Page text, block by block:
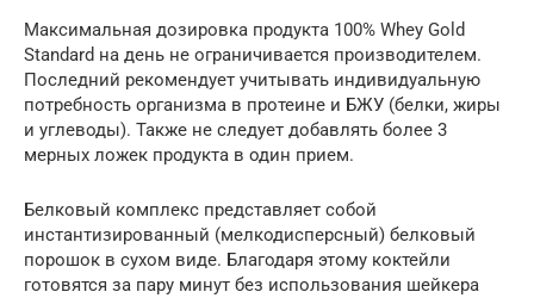
Максимальная дозировка продукта 100% Whey Gold
Standard на день не ограничивается производителем.
Последний рекомендует учитывать индивидуальную
потребность организма в протеине и БЖУ (белки, жиры
и углеводы). Также не следует добавлять более 3
мерных ложек продукта в один прием.
Белковый комплекс представляет собой
инстантизированный (мелкодисперсный) белковый
порошок в сухом виде. Благодаря этому коктейли
готовятся за пару минут без использования шейкера